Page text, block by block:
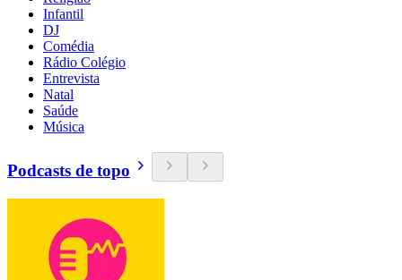
Infantil
DJ
Comédia
Rádio Colégio
Entrevista
Natal
Saúde
Música
Podcasts de topo